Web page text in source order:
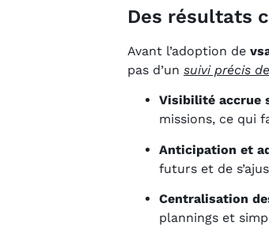
Des résultats
Avant l’adoption de
pas d’un suivi précis
Visibilité accrue
missions, ce qui
Anticipation et
futurs et de
Centralisation
plannings et